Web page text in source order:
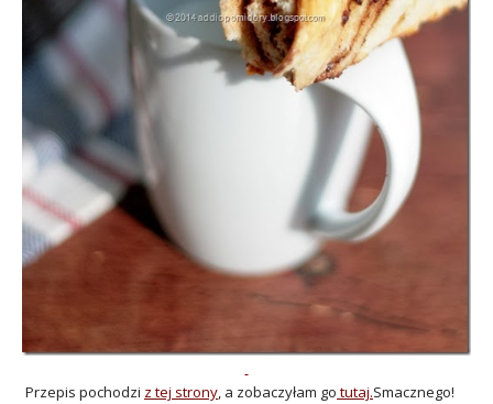
Przepis pochodzi z tej strony, a zobaczyłam go tutaj.Smacznego!